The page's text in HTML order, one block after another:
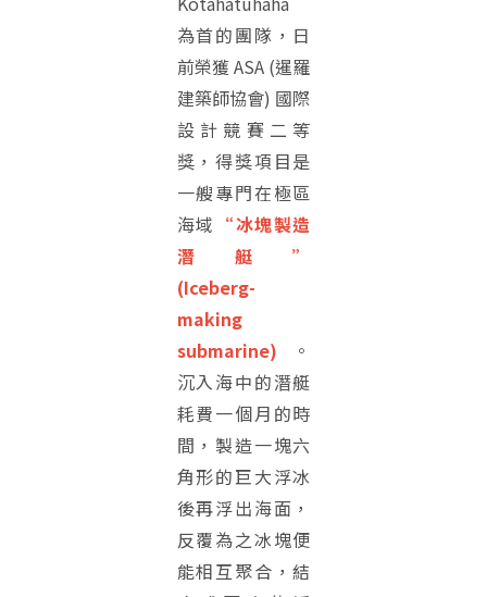
為首的團隊，日
前榮獲 ASA (暹羅
建築師協會) 國際
設計競賽二等
獎，得獎項目是
一艘專門在極區
海域 “冰塊製造
潛艇”
(Iceberg-
making
submarine) 。
沉入海中的潛艇
耗費一個月的時
間，製造一塊六
角形的巨大浮冰
後再浮出海面，
反覆為之冰塊便
能相互聚合，結